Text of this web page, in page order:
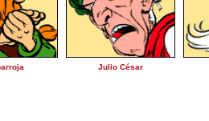
Julio César